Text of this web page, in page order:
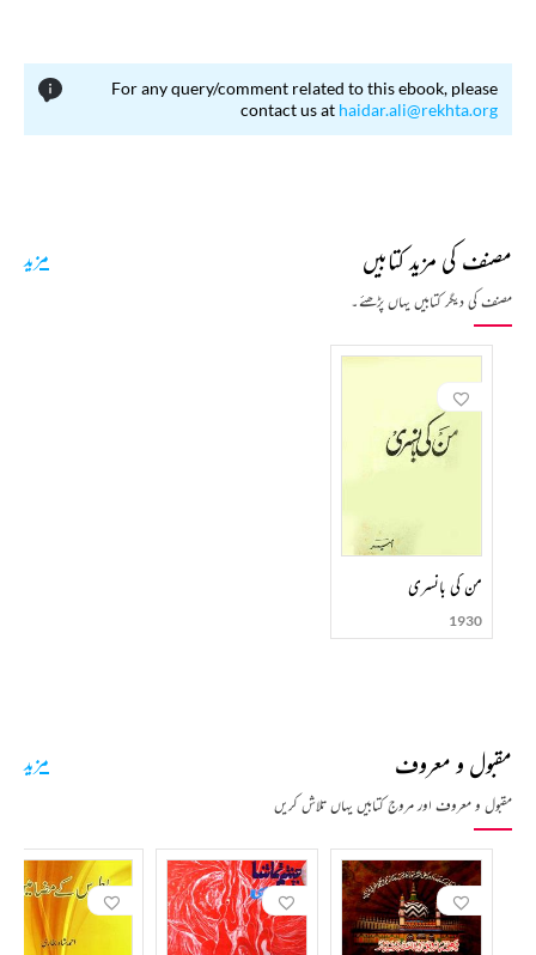
For any query/comment related to this ebook, please
contact us at haidar.ali@rekhta.org
مصنف کی مزید کتابیں
مصنف کی دیگر کتابیں یہاں پڑھئے۔
مزید
من کی بانسری
1930
مقبول و معروف
مقبول و معروف اور مروج کتابیں یہاں تلاش کریں
مزید